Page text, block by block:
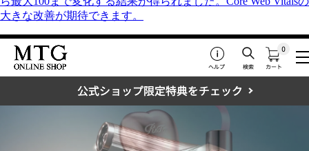
大きな改善が期待できます。